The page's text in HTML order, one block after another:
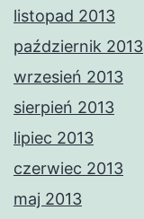
listopad 2013
październik 2013
wrzesień 2013
sierpień 2013
lipiec 2013
czerwiec 2013
maj 2013